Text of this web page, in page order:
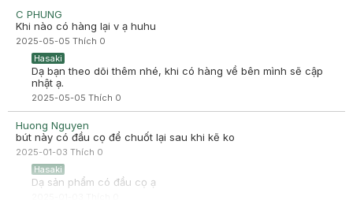
C PHUNG
Khi nào có hàng lại v ạ huhu
2025-05-05 Thích 0
Hasaki
Dạ bạn theo dõi thêm nhé, khi có hàng về bên mình sẽ cập
nhật ạ.
2025-05-05 Thích 0
Huong Nguyen
bút này có đầu cọ để chuốt lại sau khi kẽ ko
2025-01-03 Thích 0
Hasaki
Dạ sản phẩm có đầu cọ ạ